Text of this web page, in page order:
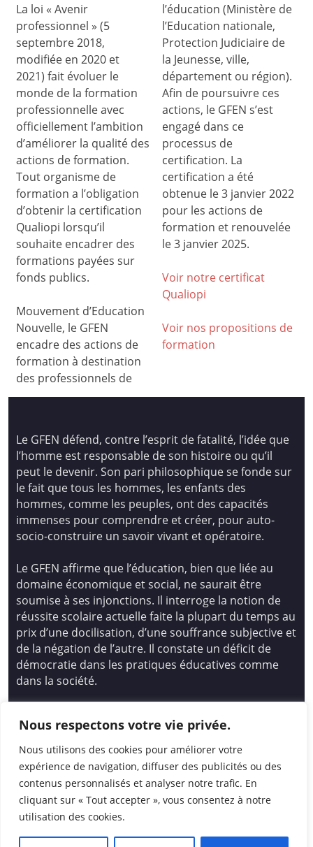
Nous respectons votre vie privée.
Nous utilisons des cookies pour améliorer votre
expérience de navigation, diffuser des publicités ou des
contenus personnalisés et analyser notre trafic. En
cliquant sur « Tout accepter », vous consentez à notre
utilisation des cookies.
La loi « Avenir
professionnel » (5
septembre 2018,
modifiée en 2020 et
2021) fait évoluer le
monde de la formation
professionnelle avec
officiellement l’ambition
d’améliorer la qualité des
actions de formation.
Tout organisme de
formation a l’obligation
d’obtenir la certification
Qualiopi lorsqu’il
souhaite encadrer des
formations payées sur
fonds publics.
Mouvement d’Education
Nouvelle, le GFEN
encadre des actions de
formation à destination
des professionnels de
l’éducation (Ministère de
l’Education nationale,
Protection Judiciaire de
la Jeunesse, ville,
département ou région).
Afin de poursuivre ces
actions, le GFEN s’est
engagé dans ce
processus de
certification. La
certification a été
obtenue le 3 janvier 2022
pour les actions de
formation et renouvelée
le 3 janvier 2025.
Voir notre certificat
Qualiopi
Voir nos propositions de
formation
Le GFEN défend, contre l’esprit de fatalité, l’idée que
l’homme est responsable de son histoire ou qu’il
peut le devenir. Son pari philosophique se fonde sur
le fait que tous les hommes, les enfants des
hommes, comme les peuples, ont des capacités
immenses pour comprendre et créer, pour auto-
socio-construire un savoir vivant et opératoire.
Le GFEN affirme que l’éducation, bien que liée au
domaine économique et social, ne saurait être
soumise à ses injonctions. Il interroge la notion de
réussite scolaire actuelle faite la plupart du temps au
prix d’une docilisation, d’une souffrance subjective et
de la négation de l’autre. Il constate un déficit de
démocratie dans les pratiques éducatives comme
dans la société.
Nouvelle
14 avenue Spinoza 94200 Ivry Sur Seine
01 46 72 53 17 – gfen@gfen.asso.fr